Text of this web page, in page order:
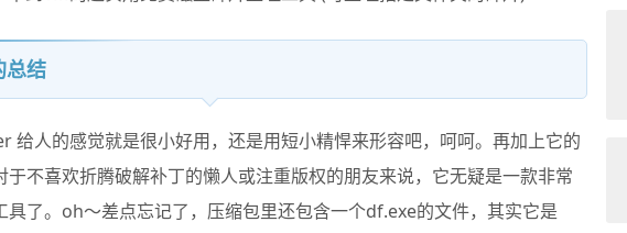
结
给人的感觉就是很小好用，还是用短小精悍来形容吧，呵呵。再加上它的
于不喜欢折腾破解补丁的懒人或注重版权的朋友来说，它无疑是一款非常
具了。oh～差点忘记了，压缩包里还包含一个df.exe的文件，其实它是